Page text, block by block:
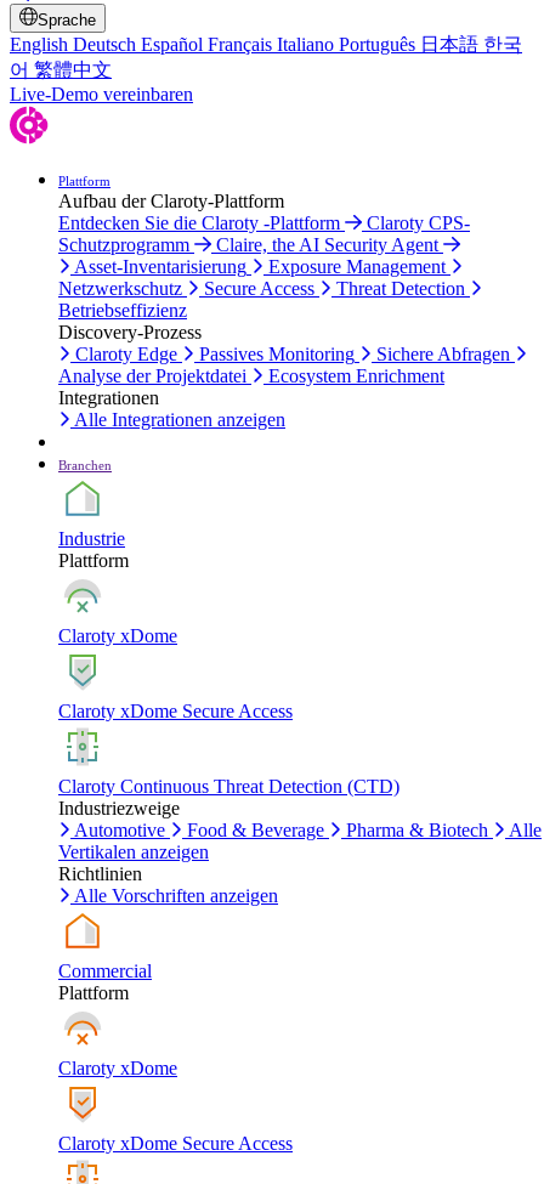
Sprache
English Deutsch Español Français Italiano Português 日本語 한국
어 繁體中文
Live-Demo vereinbaren
Plattform
Aufbau der Claroty-Plattform
Entdecken Sie die Claroty -Plattform
Claroty CPS-
Schutzprogramm
Claire, the AI Security Agent
Asset-Inventarisierung
Exposure Management
Netzwerkschutz
Secure Access
Threat Detection
Betriebseffizienz
Discovery-Prozess
Claroty Edge
Passives Monitoring
Sichere Abfragen
Analyse der Projektdatei
Ecosystem Enrichment
Integrationen
Alle Integrationen anzeigen
Branchen
Industrie
Plattform
Claroty xDome
Claroty xDome Secure Access
Claroty Continuous Threat Detection (CTD)
Industriezweige
Automotive
Food & Beverage Pharma & Biotech
Alle
Vertikalen anzeigen
Richtlinien
Alle Vorschriften anzeigen
Commercial
Plattform
Claroty xDome
Claroty xDome Secure Access